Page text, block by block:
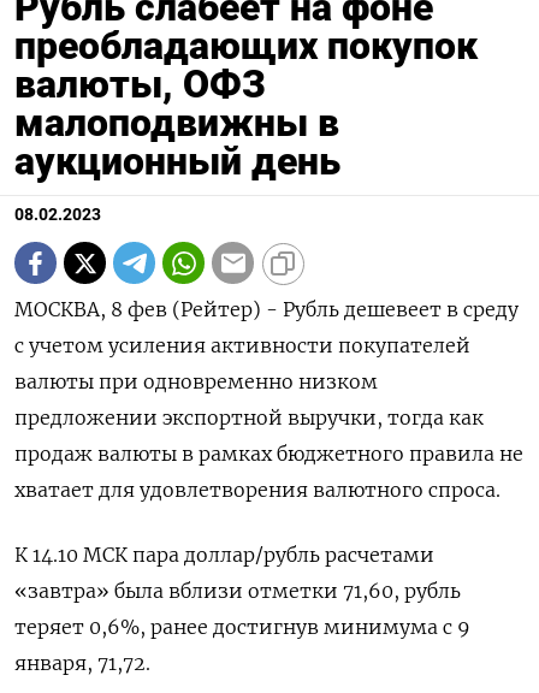
преобладающих покупок
валюты, ОФЗ
малоподвижны в
аукционный день
08.02.2023
МОСКВА, 8 фев (Рейтер) - Рубль дешевеет в среду
с учетом усиления активности покупателей
валюты при одновременно низком
предложении экспортной выручки, тогда как
продаж валюты в рамках бюджетного правила не
хватает для удовлетворения валютного спроса.
К 14.10 МСК пара доллар/рубль расчетами
«завтра» была вблизи отметки 71,60, рубль
теряет 0,6%, ранее достигнув минимума с 9
января, 71,72.